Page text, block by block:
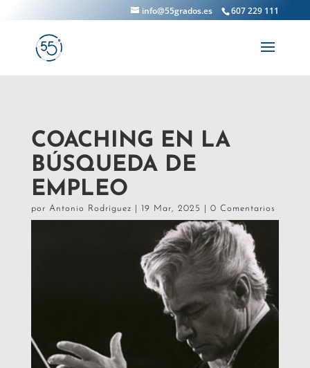
607 229 111
info@55grados.es
COACHING EN LA
BÚSQUEDA DE
EMPLEO
por Antonio Rodríguez 19 Mar, 2025 0 Comentarios